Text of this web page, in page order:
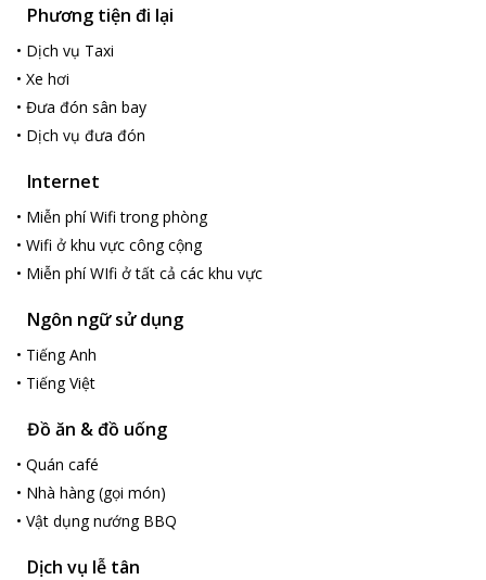
hoạt chung: sảnh lớn, sofa, Tivi.  Phòng nghỉ tạm dành cho
khách nghỉ ngơi khi đến sớm  Phòng tài xế, hướng dẫn viên
miễn phí.  Cung cấp các dịch vụ: tour du lịch, thuê xe máy, xe ô
tô….
Phương tiện đi lại
• Dịch vụ Taxi
• Xe hơi
• Đưa đón sân bay
• Dịch vụ đưa đón
Internet
• Miễn phí Wifi trong phòng
• Wifi ở khu vực công cộng
• Miễn phí WIfi ở tất cả các khu vực
Ngôn ngữ sử dụng
• Tiếng Anh
• Tiếng Việt
Đồ ăn & đồ uống
• Quán café
• Nhà hàng (gọi món)
• Vật dụng nướng BBQ
Dịch vụ lễ tân